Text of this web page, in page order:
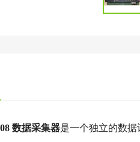
数据采集器是一个独立的数